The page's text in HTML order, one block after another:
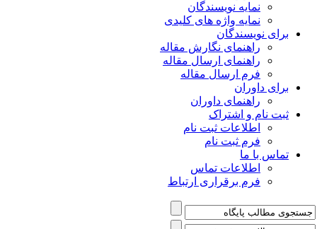
نمایه نویسندگان
نمایه واژه های کلیدی
برای نویسندگان
راهنمای نگارش مقاله
راهنمای ارسال مقاله
فرم ارسال مقاله
برای داوران
راهنمای داوران
ثبت نام و اشتراک
اطلاعات ثبت نام
فرم ثبت نام
تماس با ما
اطلاعات تماس
فرم برقراری ارتباط